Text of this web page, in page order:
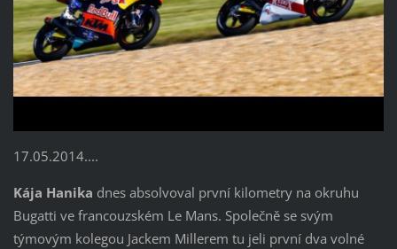
17.05.2014....
Kája Hanika dnes absolvoval první kilometry na okruhu
Bugatti ve francouzském Le Mans. Společně se svým
týmovým kolegou Jackem Millerem tu jeli první dva volné